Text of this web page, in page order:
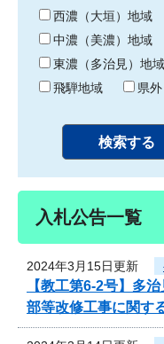
り 西濃（大垣）地域
中濃（美濃）地域
東濃（多治見）地域
飛騨地域
県外
入札公告一覧
2024年3月15日更新
【教工第6-2号】多
部等改修工事に関す